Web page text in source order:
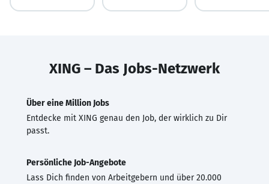
XING – Das Jobs-Netzwerk
Über eine Million Jobs
Entdecke mit XING genau den Job, der wirklich zu Dir
passt.
Persönliche Job-Angebote
Lass Dich finden von Arbeitgebern und über 20.000